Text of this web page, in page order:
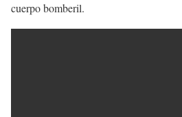
cuerpo bomberil.